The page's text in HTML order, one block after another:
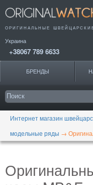
ОРИГИНАЛЬНЫЕ
Украина
+38067 789 6633
БРЕНДЫ
Интернет магазин
модельные ряды →